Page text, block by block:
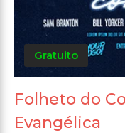
Gratuito
Folheto do
Evangélica